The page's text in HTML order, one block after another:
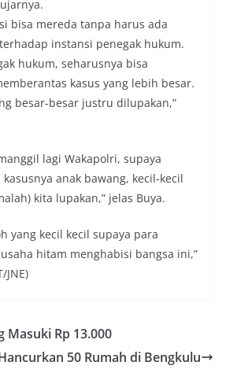
bisa mereda tanpa harus ada
instansi penegak hukum.
hukum, seharusnya bisa
kasus yang lebih besar.
besar-besar justru dilupakan,”
lagi Wakapolri, supaya
anak bawang, kecil-kecil
kita lupakan,” jelas Buya.
yang kecil kecil supaya para
hitam menghabisi bangsa ini,”
JNE)
Masuki Rp 13.000
50 Rumah di Bengkulu